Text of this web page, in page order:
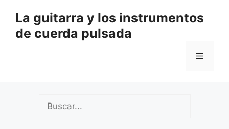
contenido
La guitarra y los instrumentos
de cuerda pulsada
Menú